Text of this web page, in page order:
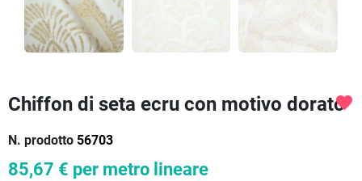
Chiffon di seta ecru con motivo dorato
N. prodotto 56703
favorite
85,67 € per metro lineare